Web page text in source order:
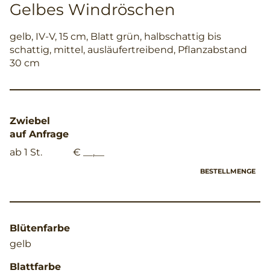
Gelbes Windröschen
gelb, IV-V, 15 cm, Blatt grün, halbschattig bis
schattig, mittel, ausläufertreibend, Pflanzabstand
30 cm
Zwiebel
auf Anfrage
ab 1 St.
€ __,__
BESTELLMENGE
Blütenfarbe
gelb
Blattfarbe